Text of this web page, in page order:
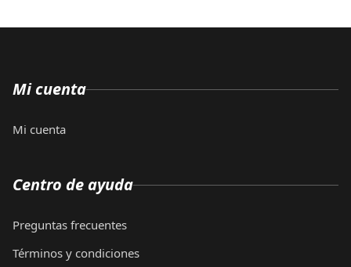
Mi cuenta
Mi cuenta
Centro de ayuda
Preguntas frecuentes
Términos y condiciones